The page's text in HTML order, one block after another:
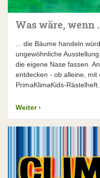
Was wäre, wenn
... die Bäume handeln
ungewöhnliche
die eigene Nase fassen.
entdecken - ob alleine,
PrimaKlimaKids-Rästelheft.
Weiter ›